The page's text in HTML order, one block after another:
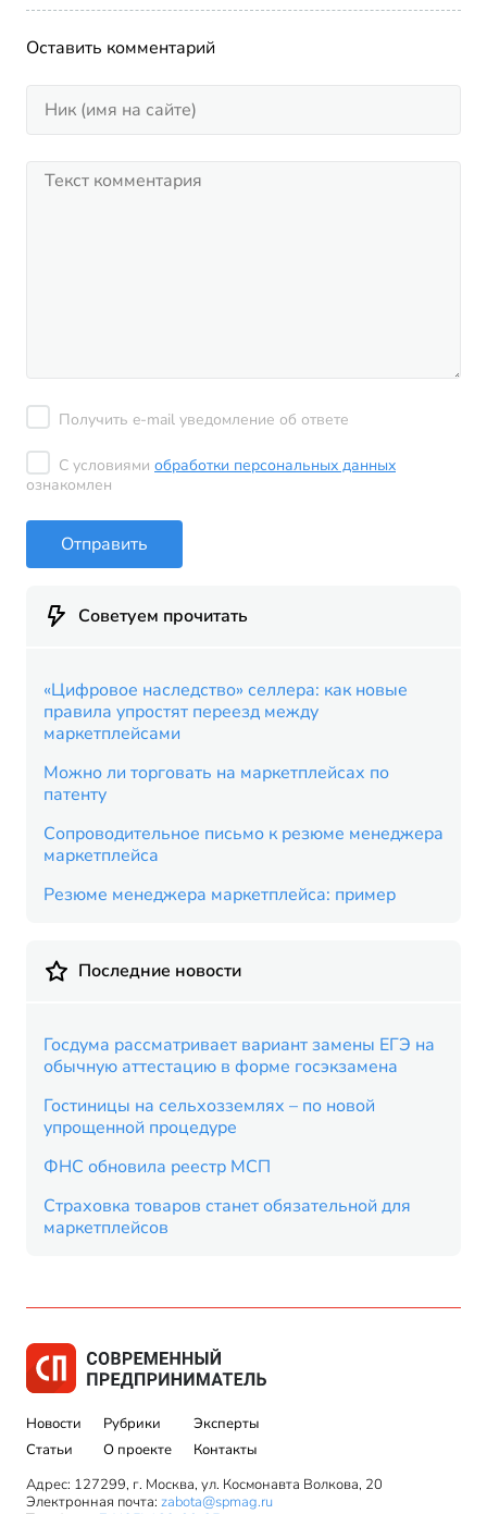
Оставить комментарий
Получить e-mail уведомление об ответе
С условиями обработки персональных данных
ознакомлен
Отправить
Советуем прочитать
«Цифровое наследство» селлера: как новые
правила упростят переезд между
маркетплейсами
Можно ли торговать на маркетплейсах по
патенту
Сопроводительное письмо к резюме менеджера
маркетплейса
Резюме менеджера маркетплейса: пример
Последние новости
Госдума рассматривает вариант замены ЕГЭ на
обычную аттестацию в форме госэкзамена
Гостиницы на сельхозземлях – по новой
упрощенной процедуре
ФНС обновила реестр МСП
Страховка товаров станет обязательной для
маркетплейсов
Новости
Статьи
Рубрики
О проекте
Эксперты
Контакты
Адрес: 127299, г. Москва, ул. Космонавта Волкова, 20
Электронная почта: zabota@spmag.ru